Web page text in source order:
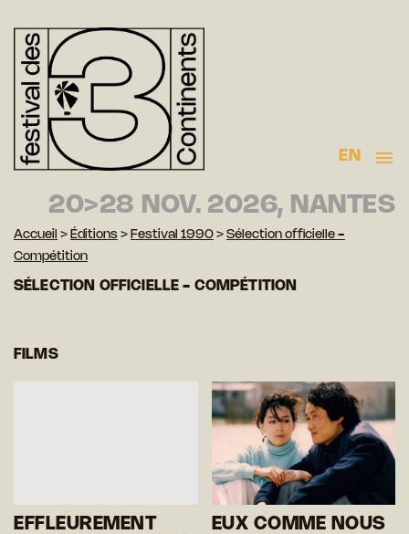
EN
20>28 NOV. 2026, NANTES
Accueil > Éditions > Festival 1990 > Sélection officielle -
Compétition
SÉLECTION OFFICIELLE - COMPÉTITION
FILMS
EFFLEUREMENT
EUX COMME NOUS